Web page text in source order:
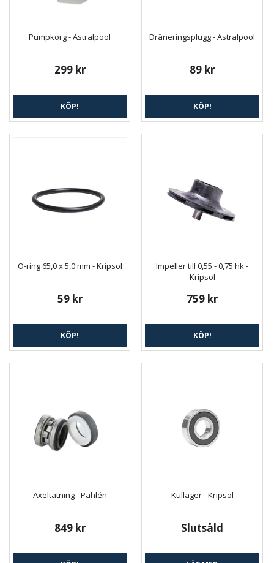
Pumpkorg - Astralpool
299 kr
KÖP!
Dräneringsplugg - Astralpool
89 kr
KÖP!
O-ring 65,0 x 5,0 mm - Kripsol
59 kr
KÖP!
Impeller till 0,55 - 0,75 hk -
Kripsol
759 kr
KÖP!
Axeltätning - Pahlén
849 kr
Kullager - Kripsol
Slutsåld